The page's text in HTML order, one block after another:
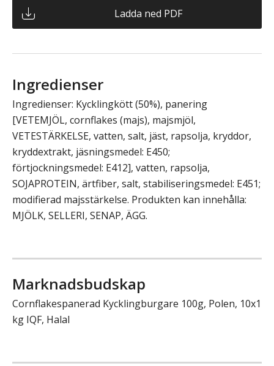
Ladda ned PDF
Ingredienser
Ingredienser: Kycklingkött (50%), panering
[VETEMJÖL, cornflakes (majs), majsmjöl,
VETESTÄRKELSE, vatten, salt, jäst, rapsolja, kryddor,
kryddextrakt, jäsningsmedel: E450;
förtjockningsmedel: E412], vatten, rapsolja,
SOJAPROTEIN, ärtfiber, salt, stabiliseringsmedel: E451;
modifierad majsstärkelse. Produkten kan innehålla:
MJÖLK, SELLERI, SENAP, ÄGG.
Marknadsbudskap
Cornflakespanerad Kycklingburgare 100g, Polen, 10x1
kg IQF, Halal